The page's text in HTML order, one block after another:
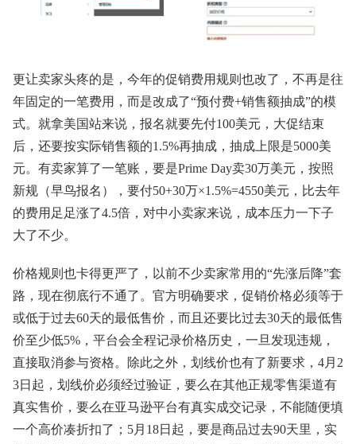
更让卖家头疼的是，今年的促销费用规则也改了，不再是往
年固定的一笔费用，而是改成了“预付费+销售额抽成”的模
式。就拿美国站来说，报名就要先付100美元，大促结束
后，还要按实际销售额的1.5%再抽成，抽成上限是5000美
元。有卖家算了一笔账，要是Prime Day卖30万美元，按照
新规（早鸟报名），要付50+30万×1.5%=4550美元，比去年
的费用足足涨了4.5倍，对中小卖家来说，成本压力一下子
大了不少。
价格规则也卡得更严了，以前不少卖家常用的“先涨后降”套
路，现在彻底行不通了。官方明确要求，促销价格必须等于
或低于过去60天的最低售价，而且还要比过去30天的最低售
价至少低5%，平台会全程记录价格历史，一旦发现违规，
直接取消参与资格。除此之外，划线价也有了新要求，4月2
3日起，划线价必须经过验证，要么在其他正规零售渠道有
真实售价，要么在亚马逊平台有真实成交记录，不能随便填
一个高价凑折扣了；5月18日起，要是商品过去90天里，实